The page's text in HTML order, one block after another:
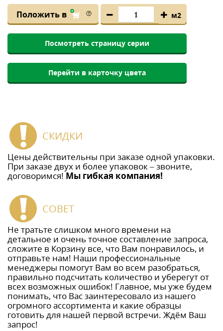
Положить в м2
Посмотреть страницу серии
Перейти в карточку цвета
СКИДКИ
Цены действительны при заказе одной упаковки.
При заказе двух и более упаковок – звоните,
договоримся! Мы гибкая компания!
СОВЕТ
Не тратьте слишком много времени на
детальное и очень точное составление запроса,
сложите в Корзину все, что Вам понравилось, и
отправьте нам! Наши профессиональные
менеджеры помогут Вам во всем разобраться,
правильно подсчитать количество и уберегут от
всех возможных ошибок! Главное, мы уже будем
понимать, что Вас заинтересовало из нашего
огромного ассортимента и какие образцы
готовить для нашей первой встречи. Ждём Ваш
запрос!